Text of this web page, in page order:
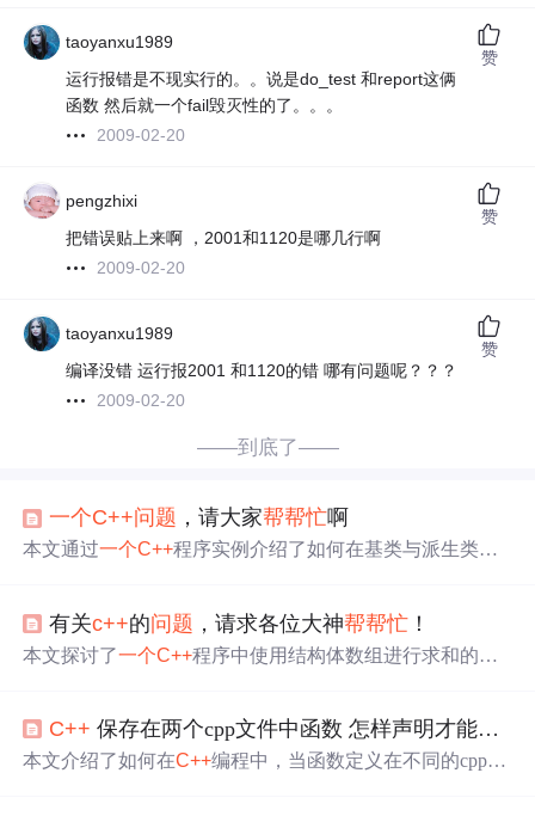
taoyanxu1989
运行报错是不现实行的。。说是do_test 和report这俩
函数 然后就一个fail毁灭性的了。。。
2009-02-20
赞
pengzhixi
把错误贴上来啊 ，2001和1120是哪几行啊
2009-02-20
赞
taoyanxu1989
编译没错 运行报2001 和1120的错 哪有问题呢？？？
2009-02-20
赞
——到底了——
一个C++问题 ，请大家帮帮忙啊
本文通过一个C++程序实例介绍了如何在基类与派生类间
有关c++的问题 ，请求各位大神帮帮忙 ！
本文探讨了一个C++程序中使用结构体数组进行求和的问
节，指出了初始化结构体数组时的常见错误。
C++ 保存在两个cpp文件中函数 怎样声明才能互相调用
本文介绍了如何在C++编程中，当函数定义在不同的cpp文